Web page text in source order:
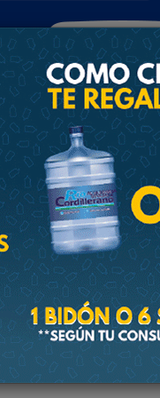
NACIONALES